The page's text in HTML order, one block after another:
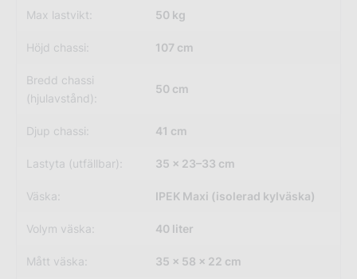
Max lastvikt: 50 kg
Höjd chassi: 107 cm
Bredd chassi
(hjulavstånd):
50 cm
Djup chassi: 41 cm
Lastyta (utfällbar): 35 × 23–33 cm
Väska: IPEK Maxi (isolerad kylväska)
Volym väska: 40 liter
Mått väska: 35 × 58 × 22 cm